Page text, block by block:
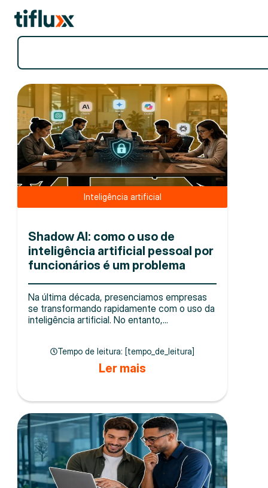
Filtros
Inteligência artificial
Shadow AI: como o uso de
inteligência artificial pessoal por
funcionários é um problema
Na última década, presenciamos empresas
se transformando rapidamente com o uso da
inteligência artificial. No entanto,...
Tempo de leitura: [tempo_de_leitura]
Ler mais